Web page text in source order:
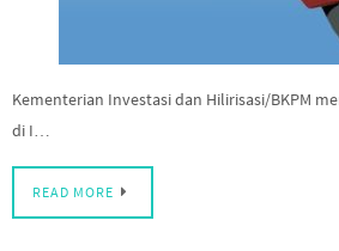
Kementerian Investasi dan Hilirisasi/BKPM
di I…
READ MORE